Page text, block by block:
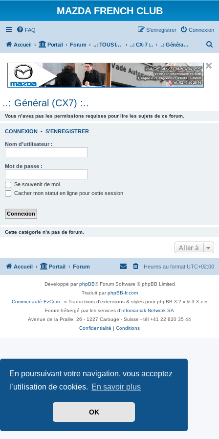
En poursuivant votre navigation, vous acceptez
l’utilisation de cookies. En savoir plus
OK
MAZDA FRENCH CLUB
FAQ Connexion
S’enregistrer
Accueil Portail Forum ..: TOUS les Véhicules MAZDA :.. ..: CX-7 :.. ..: Général (CX7) :..
e
..: Général (CX7) :..
Vous n’avez pas les permissions requises pour lire les sujets de ce forum.
CONNEXION • S’ENREGISTRER
Nom d’utilisateur :
Mot de passe :
Se souvenir de moi
Cacher mon statut en ligne pour cette session
Cette catégorie n’a pas de forum.
Aller à
Accueil Portail Forum Heures au format UTC+02:00
Développé parphpBB® Forum Software © phpBB Limited
Traduit parphpBB-fr.com
Communauté EzCom : « Traductions d'extensions & styles pour phpBB 3.2.x & 3.3.x »
Forum hébergé par les services d’ Infomaniak Network SA
Avenue de la Praille, 26 - 1227 Carouge - Suisse - tél +41 22 820 35 44
Confidentialité
Conditions